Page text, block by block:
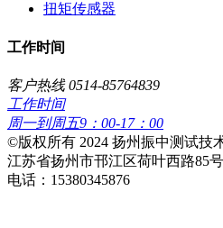
扭矩传感器
工作时间
客户热线 0514-85764839
工作时间
周一到周五9：00-17：00
​©版权所有 2024 扬州振中测试技
江苏省扬州市邗江区荷叶西路85
电话：15380345876